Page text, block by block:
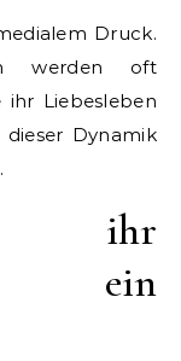
Druck.
werden oft
Liebesleben
Dynamik
ihr
ein